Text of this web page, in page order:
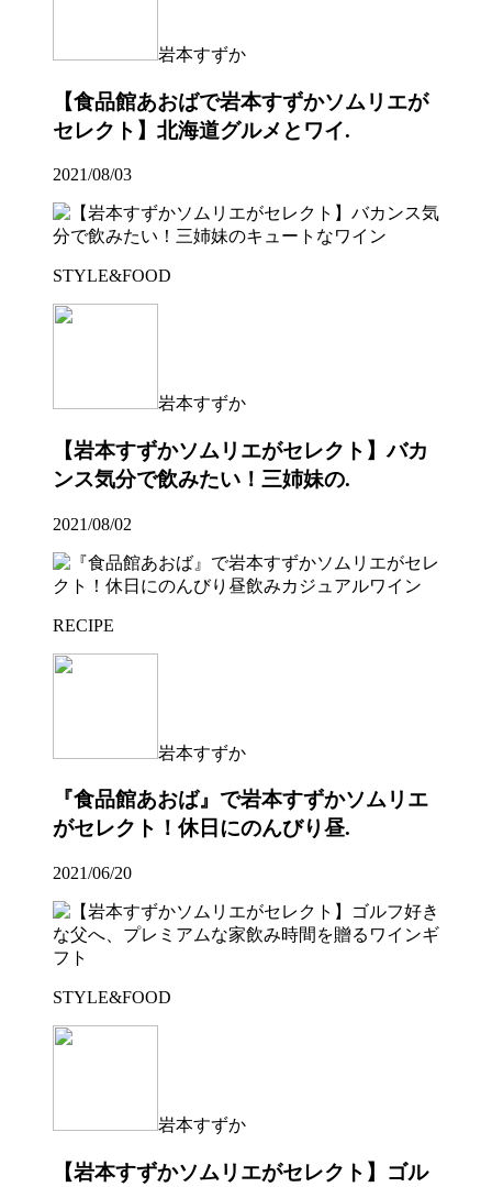
岩本すずか
【食品館あおばで岩本すずかソムリエが
セレクト】北海道グルメとワイ.
2021/08/03
STYLE&FOOD
岩本すずか
【岩本すずかソムリエがセレクト】バカ
ンス気分で飲みたい！三姉妹の.
2021/08/02
RECIPE
岩本すずか
『食品館あおば』で岩本すずかソムリエ
がセレクト！休日にのんびり昼.
2021/06/20
STYLE&FOOD
岩本すずか
【岩本すずかソムリエがセレクト】ゴル